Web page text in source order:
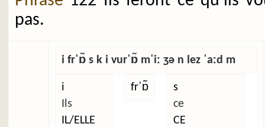
pas.
i frˈɒ̃ s k i vurˈɒ̃ mˈiː ʒə n lez ˈaːd m
i
Ils
IL/ELLE
frˈɒ̃
s
ce
CE